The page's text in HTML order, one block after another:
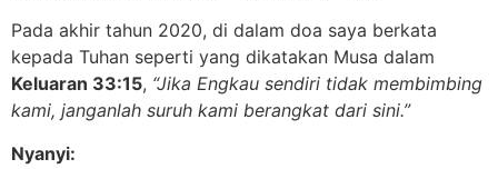
Pada akhir tahun 2020, di dalam doa saya berkata
kepada Tuhan seperti yang dikatakan Musa dalam
Keluaran 33:15, “Jika Engkau sendiri tidak membimbing
kami, janganlah suruh kami berangkat dari sini.”
Nyanyi: